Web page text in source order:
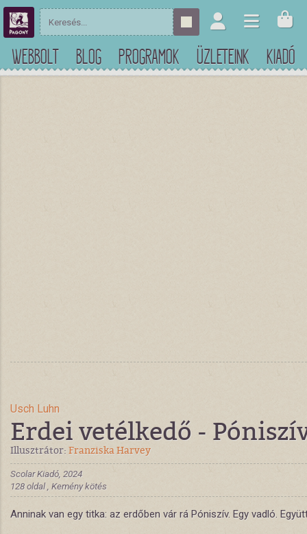
WEBBOLT BLOG PROGRAMOK ÜZLETEINK KIADÓ
Usch Luhn
Erdei vetélkedő -
Illusztrátor: Franziska Harvey
Scolar Kiadó, 2024
128 oldal , Kemény kötés
Anninak van egy titka: az erdőben vár rá Póniszív. Egy vadló.